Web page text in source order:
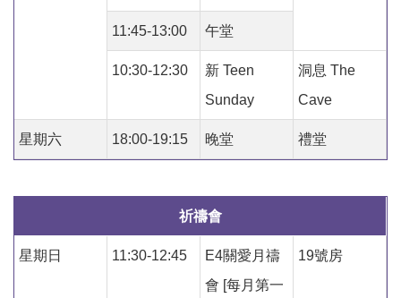
11:45-13:00 午堂
10:30-12:30
新 Teen
Sunday
洞息 The
Cave
星期六 18:00-19:15 晚堂 禮堂
祈禱會
星期日 11:30-12:45
E4關愛月禱
會 [每月第一
19號房